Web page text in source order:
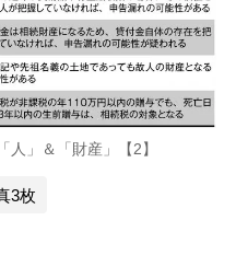
」＆「財産」【2】
3枚